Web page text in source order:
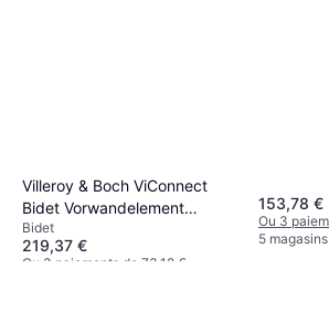
Villeroy & Boch ViConnect
Bidet Vorwandelement
Bauhöhe 1120 cm
Bidet
219,37 €
Ou 3 paiements de 73,12 €
153,78 €
Ou 3
5 magasins